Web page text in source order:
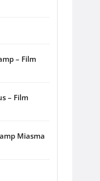
– Film
– Film
Miasma